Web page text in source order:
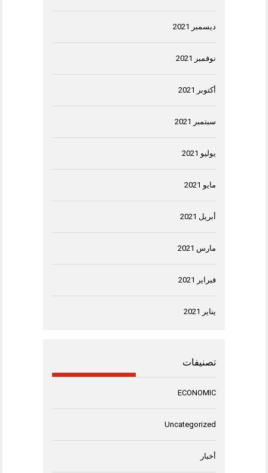
ديسمبر 2021
نوفمبر 2021
أكتوبر 2021
سبتمبر 2021
يوليو 2021
مايو 2021
أبريل 2021
مارس 2021
فبراير 2021
يناير 2021
تصنيفات
ECONOMIC
Uncategorized
أخبار